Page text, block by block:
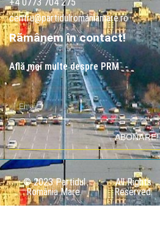
centru@partidulromaniamare.ro
Rămânem în contact!
Află mai multe despre PRM
ABONARE!
© 2023 Partidul
România Mare.
All Rights
Reserved.